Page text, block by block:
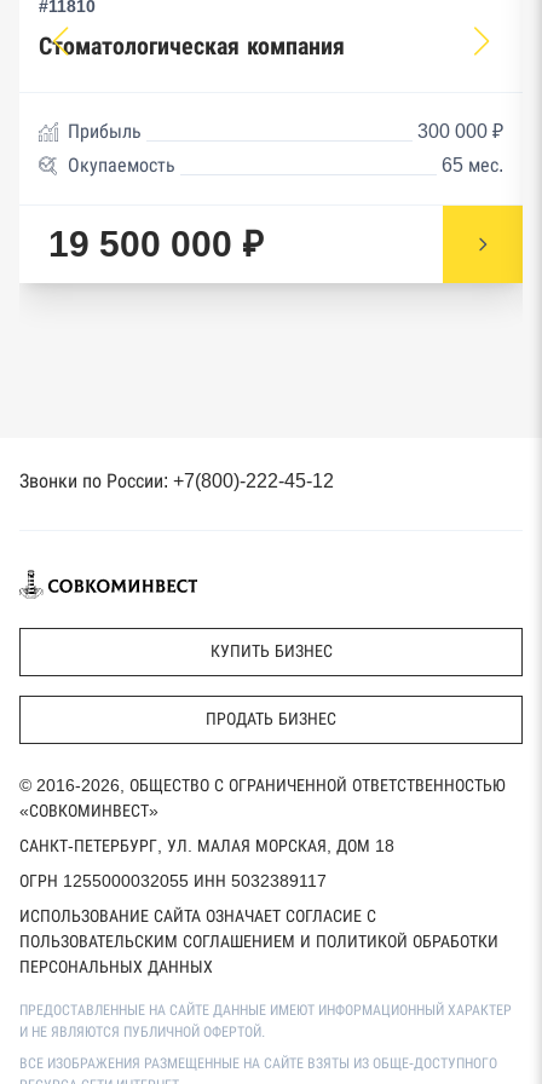
#11810
Стоматологическая компания
Прибыль
300 000 ₽
Окупаемость
65 мес.
19 500 000 ₽
Звонки по России: +7(800)-222-45-12
КУПИТЬ БИЗНЕС
ПРОДАТЬ БИЗНЕС
© 2016-2026, ОБЩЕСТВО С ОГРАНИЧЕННОЙ ОТВЕТСТВЕННОСТЬЮ
«СОВКОМИНВЕСТ»
САНКТ-ПЕТЕРБУРГ, УЛ. МАЛАЯ МОРСКАЯ, ДОМ 18
ОГРН 1255000032055 ИНН 5032389117
ИСПОЛЬЗОВАНИЕ САЙТА ОЗНАЧАЕТ СОГЛАСИЕ С
ПОЛЬЗОВАТЕЛЬСКИМ СОГЛАШЕНИЕМ И ПОЛИТИКОЙ ОБРАБОТКИ
ПЕРСОНАЛЬНЫХ ДАННЫХ
ПРЕДОСТАВЛЕННЫЕ НА САЙТЕ ДАННЫЕ ИМЕЮТ ИНФОРМАЦИОННЫЙ ХАРАКТЕР
И НЕ ЯВЛЯЮТСЯ ПУБЛИЧНОЙ ОФЕРТОЙ.
ВСЕ ИЗОБРАЖЕНИЯ РАЗМЕЩЕННЫЕ НА САЙТЕ ВЗЯТЫ ИЗ ОБЩЕ-ДОСТУПНОГО